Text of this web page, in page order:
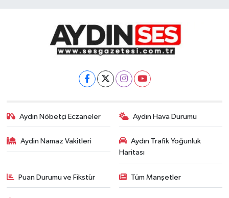
Aydın Nöbetçi Eczaneler Aydın Hava Durumu
Aydin Namaz Vakitleri
Aydın Trafik Yoğunluk
Haritası
Puan Durumu ve Fikstür Tüm Manşetler